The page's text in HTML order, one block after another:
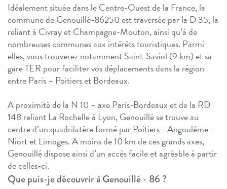
Idéalement située dans le Centre-Ouest de la France, la
commune de Genouillé-86250 est traversée par la D 35, la
reliant à Civray et Champagne-Mouton, ainsi qu’à de
nombreuses communes aux intérêts touristiques. Parmi
elles, vous trouverez notamment Saint-Saviol (9 km) et sa
gare TER pour faciliter vos déplacements dans la région
entre Paris – Poitiers et Bordeaux.
A proximité de la N 10 – axe Paris-Bordeaux et de la RD
148 reliant La Rochelle à Lyon, Genouillé se trouve au
centre d’un quadrilatère formé par Poitiers - Angoulême -
Niort et Limoges. A moins de 10 km de ces grands axes,
Genouillé dispose ainsi d’un accès facile et agréable à partir
de celles-ci.
Que puis-je découvrir à Genouillé - 86 ?